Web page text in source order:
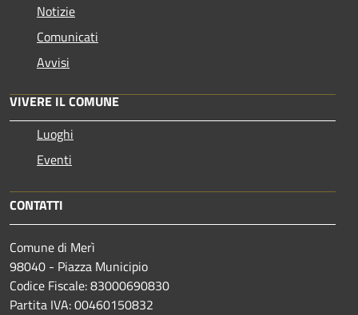
Notizie
Comunicati
Avvisi
VIVERE IL COMUNE
Luoghi
Eventi
CONTATTI
Comune di Merì
98040 - Piazza Municipio
Codice Fiscale: 83000690830
Partita IVA: 00460150832